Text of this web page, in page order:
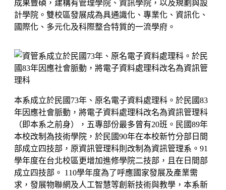
成果豐碩，建構有管理學院、資訊學院，以及規劃與設
計學院。雙校區發展成為具通識化、專業化、資訊化、
國際化、多元化及科際整合特質的一流學府。
本系成立於民國73年、原名電子資料處理科。於民國83
年因應社會脈動，將電子資料處理科改名為資訊管理科
（即本系之前身），五專部份最多曾有20班。民國89年
本校改制為技術學院，於民國90年在本校新竹分部日間
部成立四技部，原資訊管理科則改制為資訊管理系。91
學年度在台北校區更增加進修學院二技部，且在日間部
成立四技部。 110學年度為了呼應國家發展及產業需
求，發展物聯網及人工智慧等創新技術與教學，本系新